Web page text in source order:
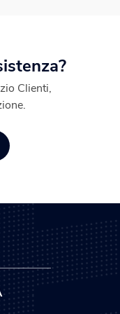
Clienti,